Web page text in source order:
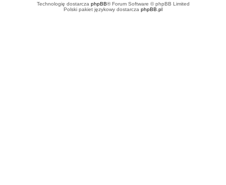
Technologię dostarcza phpBB® Forum Software © phpBB Limited
Polski pakiet językowy dostarcza phpBB.pl